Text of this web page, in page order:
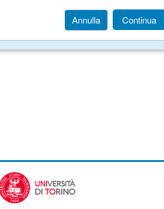
Annulla Continua